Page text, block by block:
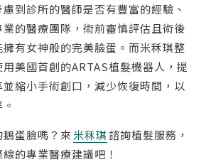
到診所的醫師是否有豐富的經驗、
的醫療團隊，術前審慎評估且術後
有女神般的完美臉蛋。而米秝琪整
美國首創的ARTAS植髮機器人，提
縮小手術創口，減少恢復時間，以
蛋臉嗎？來 米秝琪 諮詢植髮服務，
的專業醫療建議吧！